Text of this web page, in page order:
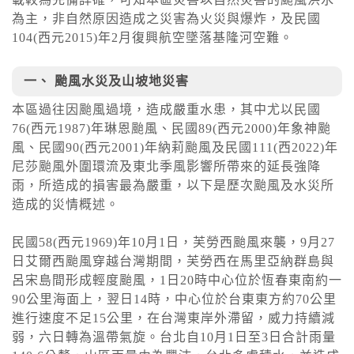
為主，非自然原因造成之災害為火災與爆炸，及民國
104(西元2015)年2月復興航空墜落基隆河空難。
一、 颱風水災及山坡地災害
本區過往因颱風過境，造成嚴重水患，其中尤以民國
76(西元1987)年琳恩颱風、民國89(西元2000)年象神颱
風、民國90(西元2001)年納莉颱風及民國111(西2022)年
尼莎颱風外圍環流及東北季風影響所帶來的延長強降
雨，所造成的損害最為嚴重，以下是歷次颱風及水災所
造成的災情概述。
民國58(西元1969)年10月1日，芙勞西颱風來襲，9月27
日艾爾西颱風穿越台灣期間，芙勞西在馬里亞納群島與
呂宋島間形成輕度颱風，1日20時中心位於恆春東南約一
90公里海面上，翌日14時，中心位於台東東方約70公里
進行速度不足15公里，在台灣東岸外滯留，威力持續減
弱，六日轉為溫帶氣旋。台北自10月1日至3日合計雨量